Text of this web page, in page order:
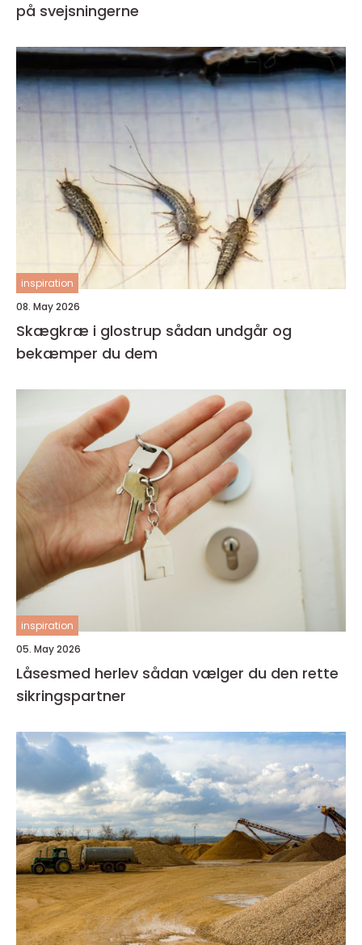
på svejsningerne
inspiration
08. May 2026
Skægkræ i glostrup sådan undgår og
bekæmper du dem
inspiration
05. May 2026
Låsesmed herlev sådan vælger du den rette
sikringspartner